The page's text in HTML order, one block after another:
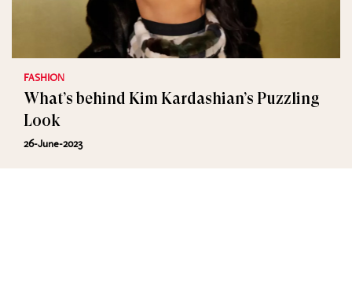
FASHION
What’s behind Kim Kardashian’s Puzzling
Look
26-June-2023